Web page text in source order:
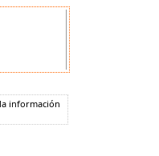
información